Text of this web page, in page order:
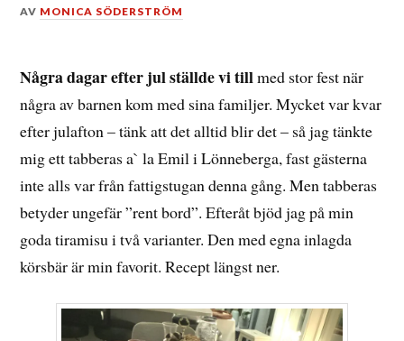
DEN
2026
AV MONICA SÖDERSTRÖM
Några dagar efter jul ställde vi tillmed stor fest när
några av barnen kom med sina familjer. Mycket var kvar
efter julafton – tänk att det alltid blir det – så jag tänkte
mig ett tabberas a` la Emil i Lönneberga, fast gästerna
inte alls var från fattigstugan denna gång. Men tabberas
betyder ungefär ”rent bord”. Efteråt bjöd jag på min
goda tiramisu i två varianter. Den med egna inlagda
körsbär är min favorit. Recept längst ner.